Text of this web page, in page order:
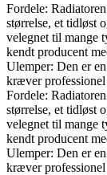
Fordele:
størrelse, et tidløst
velegnet til mange
kendt producent
Ulemper: Den er
kræver
Fordele:
størrelse, et tidløst
velegnet til mange
kendt producent
Ulemper: Den er
kræver